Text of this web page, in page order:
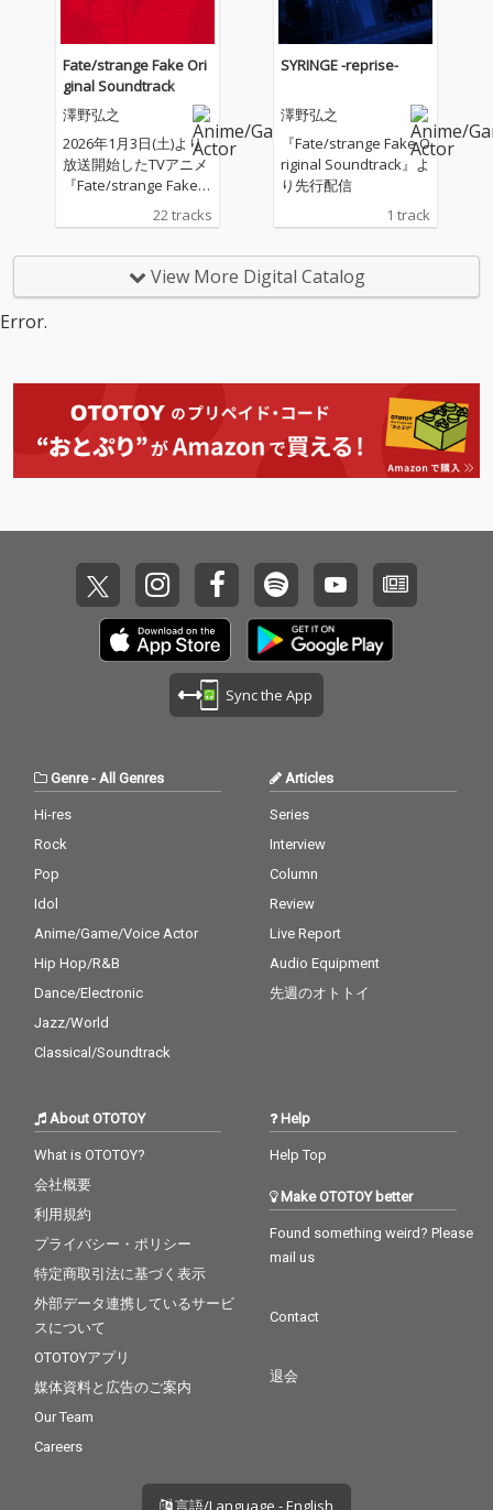
Fate/strange Fake Ori
ginal Soundtrack
澤野弘之
2026年1月3日(土)より
放送開始したTVアニメ
『Fate/strange Fake』
のOriginal Soundtrac
k。澤野弘之による珠
22 tracks
SYRINGE -reprise-
澤野弘之
『Fate/strange Fake O
riginal Soundtrack』よ
り先行配信
1 track
View More Digital Catalog
Error.
Sync the App
Genre-All Genres
Hi-res
Rock
Pop
Idol
Anime/Game/Voice Actor
Hip Hop/R&B
Dance/Electronic
Jazz/World
Classical/Soundtrack
Articles
Series
Interview
Column
Review
Live Report
Audio Equipment
先週のオトトイ
About OTOTOY
What is OTOTOY?
会社概要
利用規約
プライバシー・ポリシー
特定商取引法に基づく表示
外部データ連携しているサービ
スについて
OTOTOYアプリ
媒体資料と広告のご案内
Our Team
Careers
Help
Help Top
Make OTOTOY better
Found something weird? Please
mail us
Contact
退会